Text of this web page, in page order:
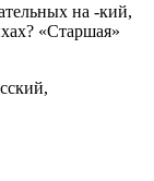
на -кий,
«Старшая»